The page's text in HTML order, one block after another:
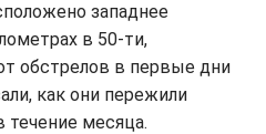
западнее
в 50-ти,
обстрелов в первые дни
как они пережили
течение месяца.